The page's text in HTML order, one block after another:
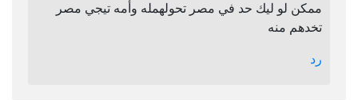
ممكن لو ليك حد في مصر تحولهمله وأمه تيجي مصر
تخدهم منه
رد